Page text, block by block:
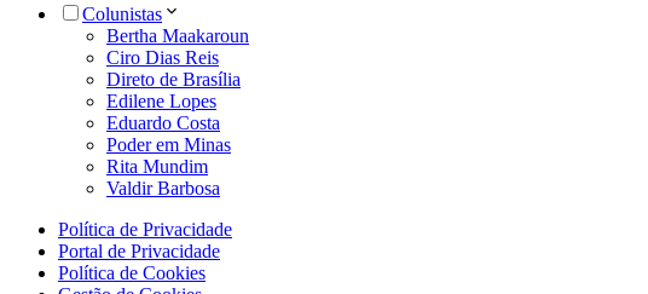
Colunistas
Bertha Maakaroun
Ciro Dias Reis
Direto de Brasília
Edilene Lopes
Eduardo Costa
Poder em Minas
Rita Mundim
Valdir Barbosa
Política de Privacidade
Portal de Privacidade
Política de Cookies